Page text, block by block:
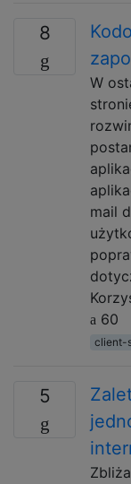
8
W
mail
60
client-
5